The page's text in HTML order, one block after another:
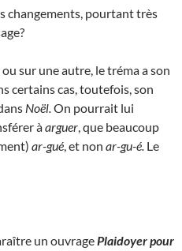
changements, pourtant très
sur une autre, le tréma a son
certains cas, toutefois, son
Noël.On pourrait lui
àarguer, que beaucoup
ar-gué, et non ar-gu-é. Le
un ouvragePlaidoyer pour